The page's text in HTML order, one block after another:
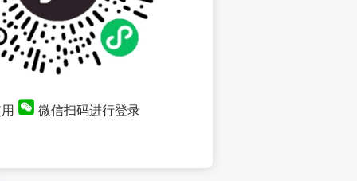
微信扫码进行登录